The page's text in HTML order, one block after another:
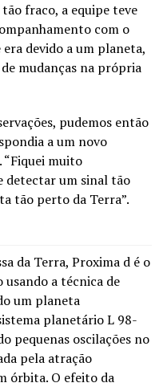
fraco, a equipe teve
com o
devido a um planeta,
mudanças na própria
pudemos então
a um novo
“Fiquei muito
detectar um sinal tão
tão perto da Terra”.
da Terra, Proxima d é o
usando a técnica de
um planeta
planetário L 98-
pequenas oscilações no
pela atração
órbita. O efeito da